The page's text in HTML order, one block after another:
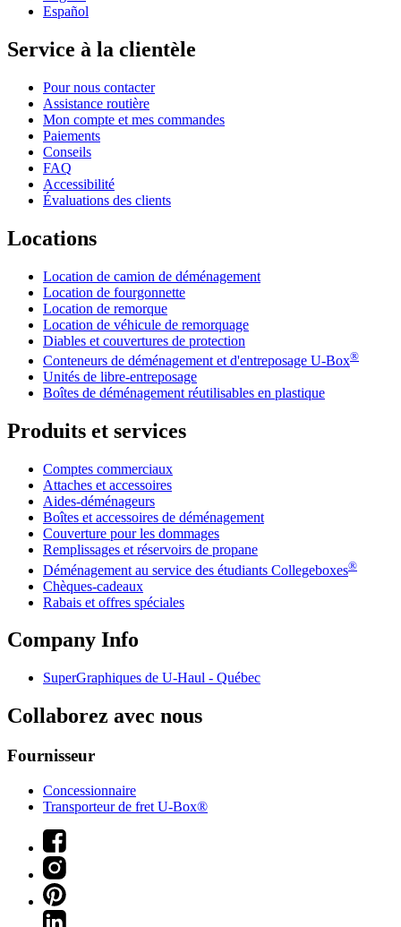
Español
Service à la clientèle
Pour nous contacter
Assistance routière
Mon compte et mes commandes
Paiements
Conseils
FAQ
Accessibilité
Évaluations des clients
Locations
Location de camion de déménagement
Location de fourgonnette
Location de remorque
Location de véhicule de remorquage
Diables et couvertures de protection
Conteneurs de déménagement et d'entreposage U-Box®
Unités de libre-entreposage
Boîtes de déménagement réutilisables en plastique
Produits et services
Comptes commerciaux
Attaches et accessoires
Aides-déménageurs
Boîtes et accessoires de déménagement
Couverture pour les dommages
Remplissages et réservoirs de propane
Déménagement au service des étudiants Collegeboxes®
Chèques-cadeaux
Rabais et offres spéciales
Company Info
SuperGraphiques de U-Haul - Québec
Collaborez avec nous
Fournisseur
Concessionnaire
Transporteur de fret U-Box®